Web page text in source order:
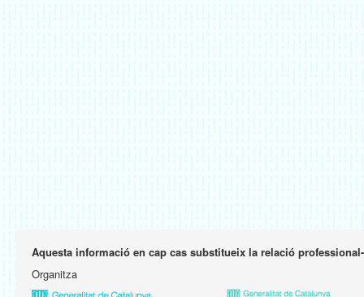
Aquesta informació en cap cas substitueix la relació
Organitza